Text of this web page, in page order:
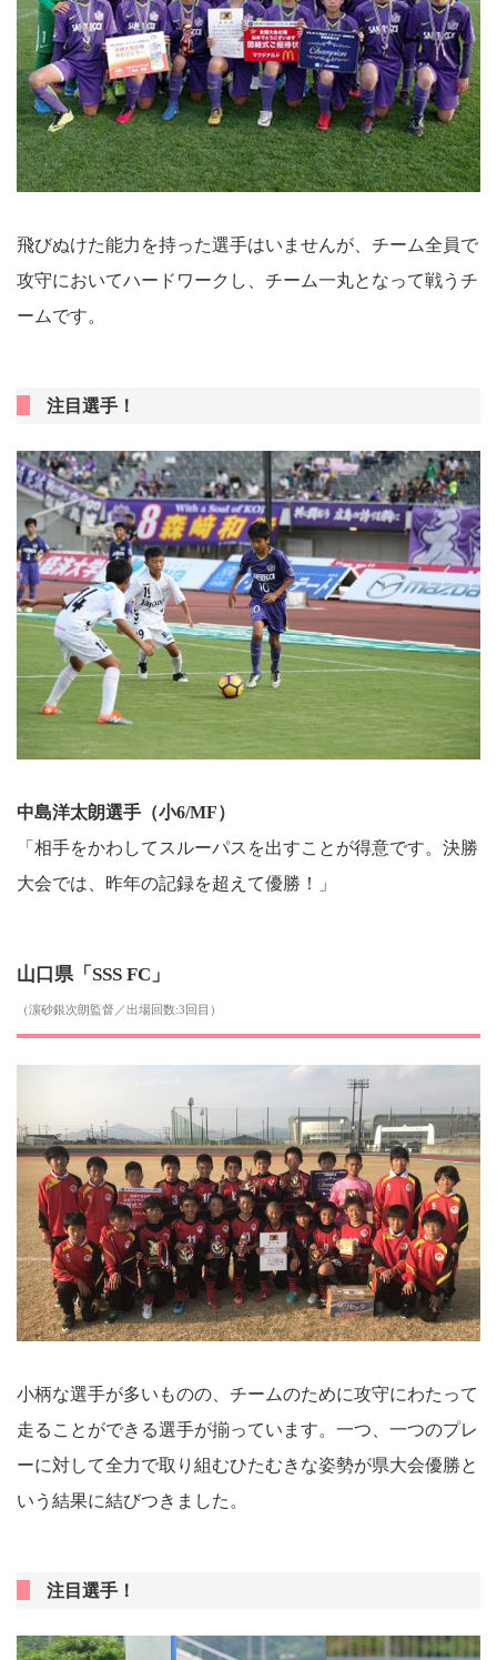
飛びぬけた能力を持った選手はいませんが、チーム全員で
攻守においてハードワークし、チーム一丸となって戦うチ
ームです。
注目選手！
中島洋太朗選手（小6/MF）
「相手をかわしてスルーパスを出すことが得意です。決勝
大会では、昨年の記録を超えて優勝！」
山口県「SSS FC」
（濵砂銀次朗監督／出場回数:3回目）
小柄な選手が多いものの、チームのために攻守にわたって
走ることができる選手が揃っています。一つ、一つのプレ
ーに対して全力で取り組むひたむきな姿勢が県大会優勝と
いう結果に結びつきました。
注目選手！